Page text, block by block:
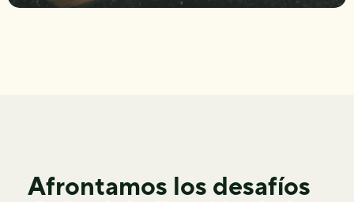
Afrontamos los desafíos